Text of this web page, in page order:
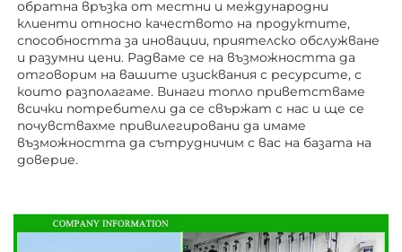
обратна връзка от местни и международни
клиенти относно качеството на продуктите,
способността за иновации, приятелско обслужване
и разумни цени. Радваме се на възможността да
отговорим на вашите изисквания с ресурсите, с
които разполагаме. Винаги топло приветстваме
всички потребители да се свържат с нас и ще се
почувствахме привилегировани да имаме
възможността да сътрудничим с вас на базата на
доверие.